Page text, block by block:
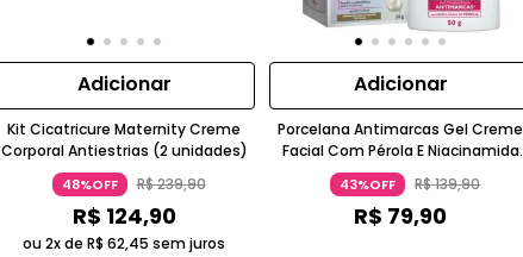
Adicionar
Kit Cicatricure Maternity Creme
Corporal Antiestrias (2 unidades)
48%OFF R$239,90
R$ 124,90
ou 2x deR$ 62,45 sem juros
Adicionar
Porcelana Antimarcas Gel Creme
Facial Com Pérola E Niacinamida
Cicatricure
43%OFF R$139,90
R$ 79,90